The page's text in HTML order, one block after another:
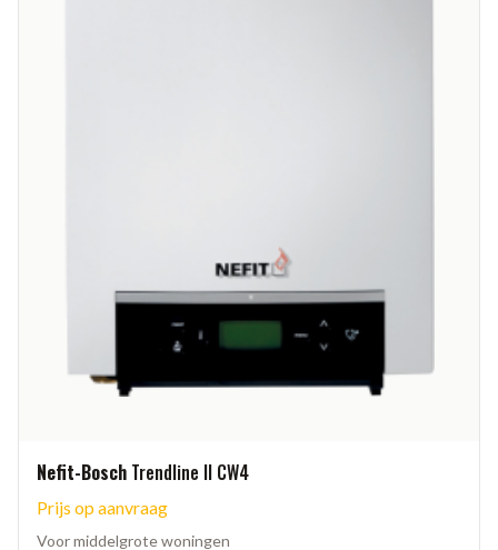
Nefit-Bosch Trendline II CW4
Prijs op aanvraag
Voor middelgrote woningen